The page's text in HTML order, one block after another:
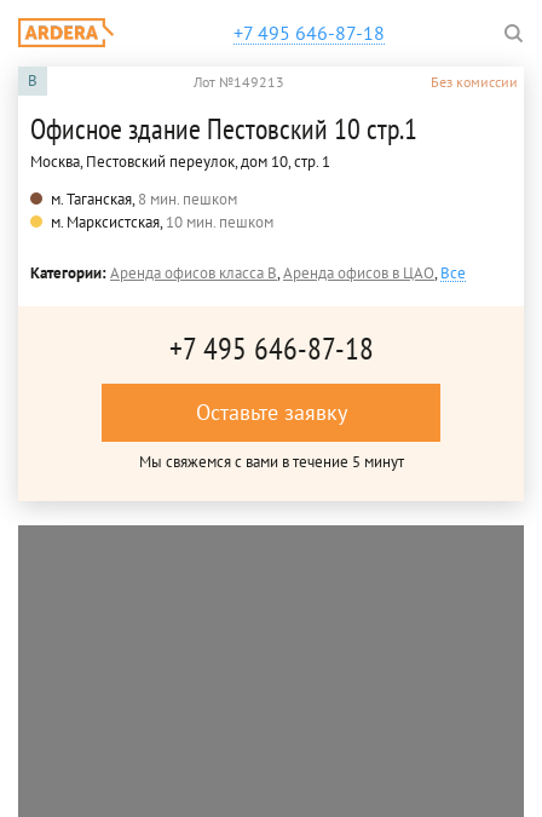
+7 495 646-87-18
B Лот №149213 Без комиссии
Офисное здание Пестовский 10 стр.1
Москва, Пестовский переулок, дом 10, стр. 1
м. Таганская,8 мин. пешком
м. Марксистская,10 мин. пешком
Категории:Аренда офисов класса B,Аренда офисов в ЦАО,Все
+7 495 646-87-18
Оставьте заявку
Мы свяжемся с вами в течение 5 минут